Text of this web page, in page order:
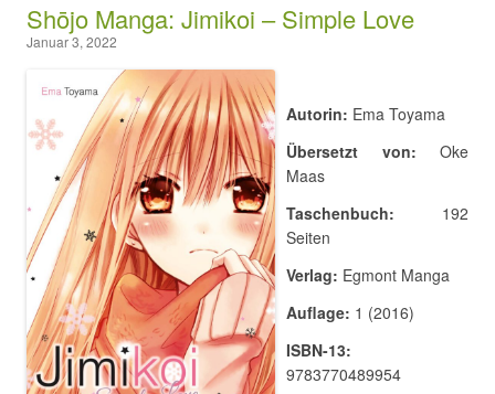
Shōjo Manga: Jimikoi – Simple Love
Januar 3, 2022
Autorin: Ema Toyama
Übersetzt von: Oke
Maas
Taschenbuch: 192
Seiten
Verlag: Egmont Manga
Auflage: 1 (2016)
ISBN-13:
9783770489954